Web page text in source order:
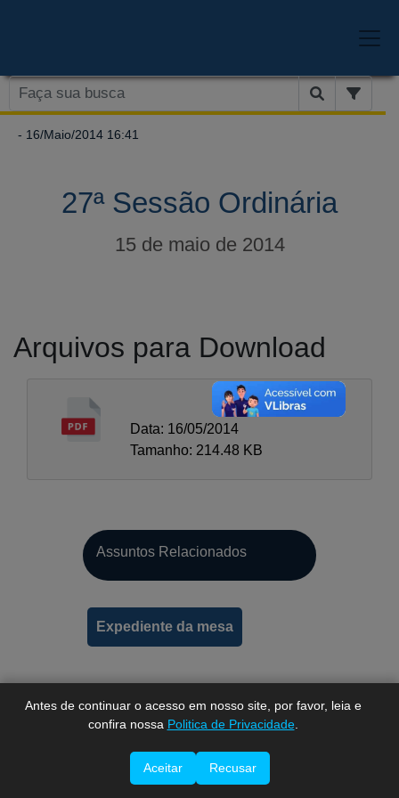
Antes de continuar o acesso em nosso site, por favor, leia e
confira nossa Politica de Privacidade.
Aceitar Recusar
- 16/Maio/2014 16:41
27ª Sessão Ordinária
15 de maio de 2014
Arquivos para Download
Data: 16/05/2014
Tamanho: 214.48 KB
Assuntos Relacionados
Expediente da mesa
Imprimir esta página.